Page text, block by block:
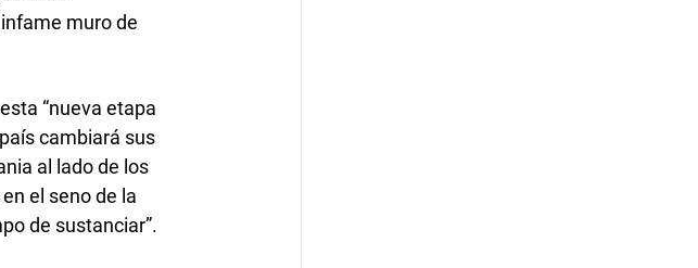
muro de
“nueva etapa
cambiará sus
al lado de los
el seno de la
de sustanciar”.